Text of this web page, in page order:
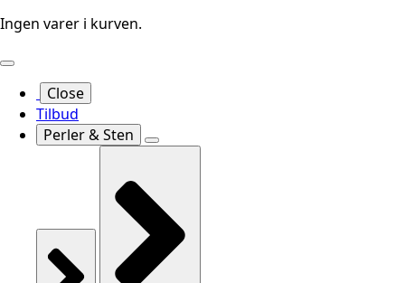
Ingen varer i kurven.
Close
Tilbud
Perler & Sten